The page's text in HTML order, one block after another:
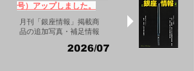
号）アップしました。
月刊「銀座情報」掲載商
品の追加写真・補足情報
2026/07